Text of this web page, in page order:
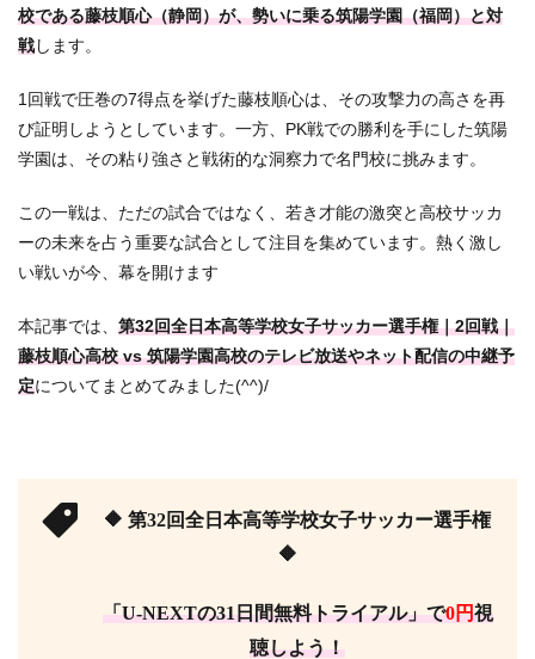
校である藤枝順心（静岡）が、勢いに乗る筑陽学園（福岡）と対
戦します。
1回戦で圧巻の7得点を挙げた藤枝順心は、その攻撃力の高さを再
び証明しようとしています。一方、PK戦での勝利を手にした筑陽
学園は、その粘り強さと戦術的な洞察力で名門校に挑みます。
この一戦は、ただの試合ではなく、若き才能の激突と高校サッカ
ーの未来を占う重要な試合として注目を集めています。熱く激し
い戦いが今、幕を開けます
本記事では、 第32回全日本高等学校女子サッカー選手権｜2回戦｜
藤枝順心高校 vs 筑陽学園高校のテレビ放送やネット配信の中継予
定についてまとめてみました(^^)/
🔶 第32回全日本高等学校女子サッカー選手権
🔶
「U-NEXTの31日間無料トライアル」で0円視
聴しよう！